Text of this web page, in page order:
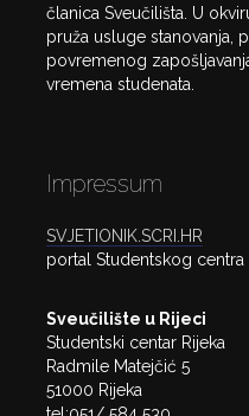
članica Sveučilišta. U
pruža usluge stanovanja,
povremenog
vremena studenata.
Impressum
SVJETIONIK.SCRI.HR
portal Studentskog centra
Sveučilište u Rijeci
Studentski centar Rijeka
Radmile Matejčić 5
51000 Rijeka